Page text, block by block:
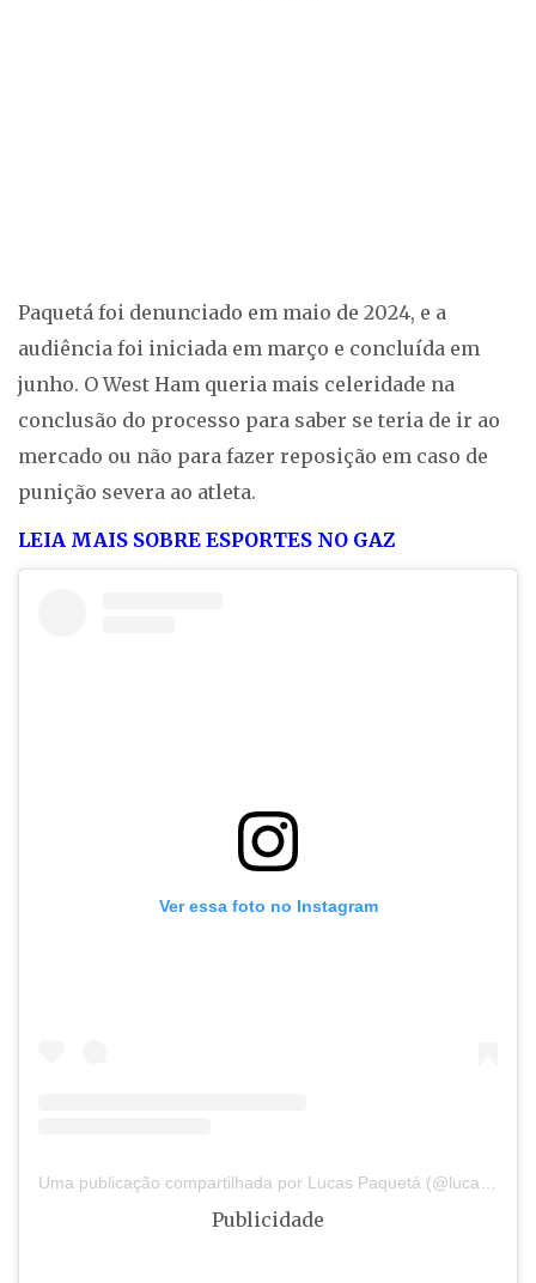
Paquetá foi denunciado em maio de 2024, e a
audiência foi iniciada em março e concluída em
junho. O West Ham queria mais celeridade na
conclusão do processo para saber se teria de ir ao
mercado ou não para fazer reposição em caso de
punição severa ao atleta.
LEIA MAIS SOBRE ESPORTES NO GAZ
Ver essa foto no Instagram
Publicidade